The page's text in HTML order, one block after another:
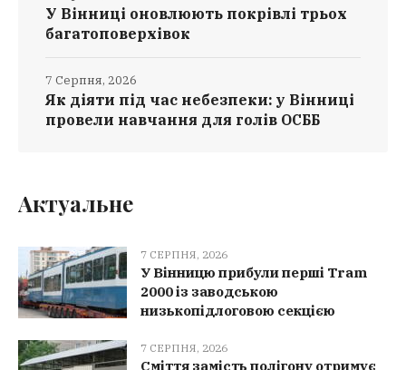
У Вінниці оновлюють покрівлі трьох
багатоповерхівок
Як діяти під час небезпеки: у Вінниці
провели навчання для голів ОСББ
7 Серпня, 2026
Актуальне
7 СЕРПНЯ, 2026
У Вінницю прибули перші Tram
2000 із заводською
низькопідлоговою секцією
7 СЕРПНЯ, 2026
Сміття замість полігону отримує